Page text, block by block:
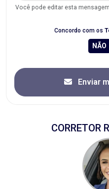
Você pode editar esta
Concordo com os
Enviar
CORRETOR